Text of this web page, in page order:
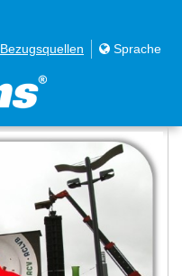
Bezugsquellen Sprache